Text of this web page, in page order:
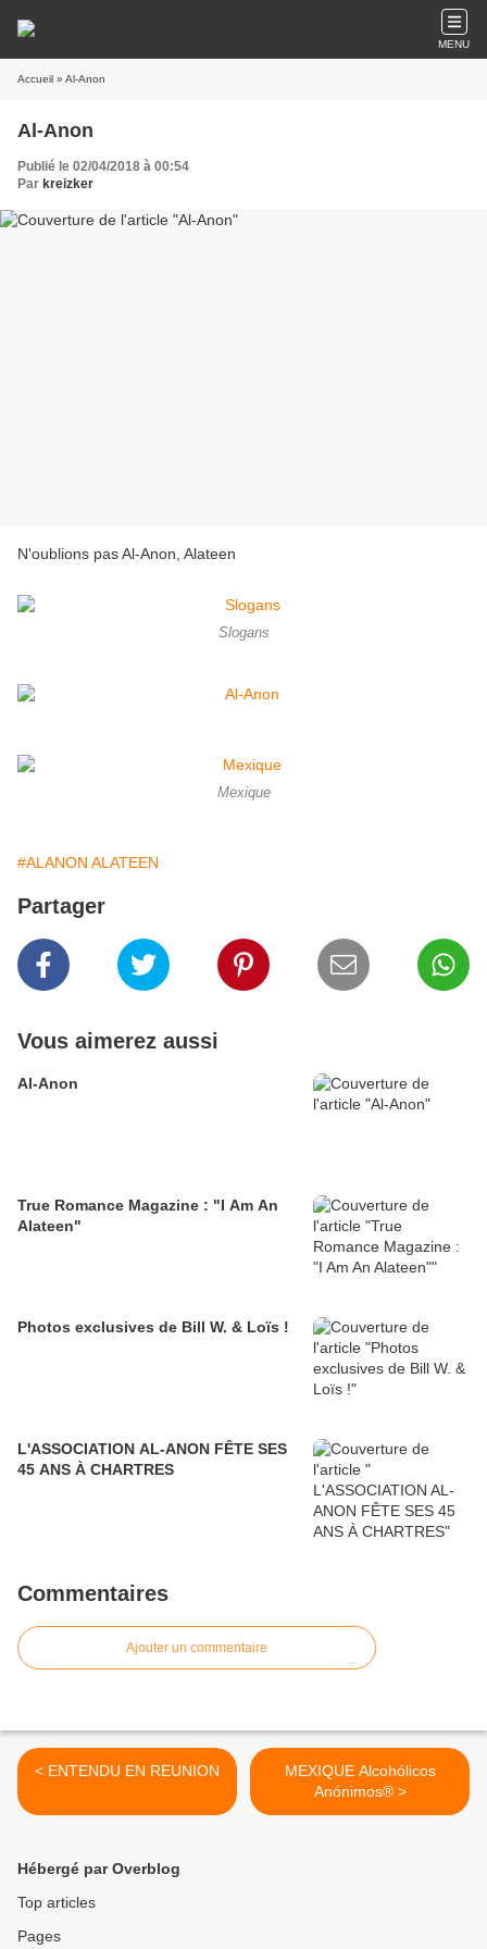
MENU
Accueil » Al-Anon
Al-Anon
Publié le 02/04/2018 à 00:54
Par kreizker
N'oublions pas Al-Anon, Alateen
Slogans
Mexique
#ALANON ALATEEN
Partager
Vous aimerez aussi
Al-Anon
True Romance Magazine : "I Am An
Alateen"
Photos exclusives de Bill W. & Loïs !
L'ASSOCIATION AL-ANON FÊTE SES
45 ANS À CHARTRES
Commentaires
Ajouter un commentaire
< ENTENDU EN REUNION
MEXIQUE Alcohólicos
Anónimos® >
Hébergé par Overblog
Top articles
Pages